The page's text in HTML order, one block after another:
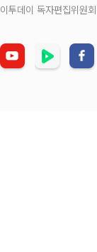
이투데이 독자편집위원